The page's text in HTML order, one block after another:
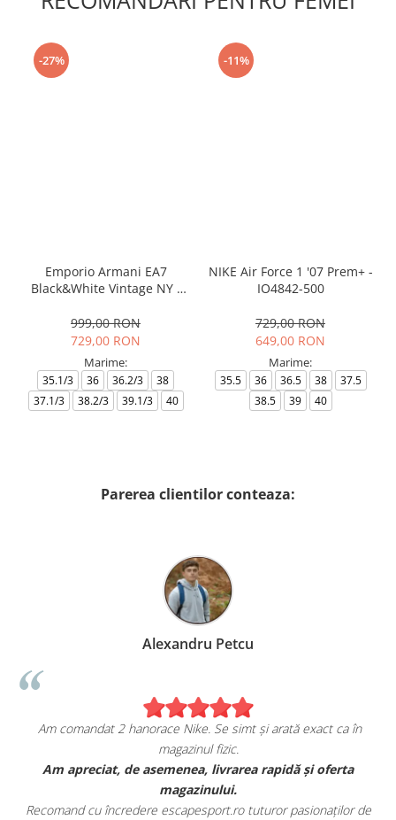
-27%
Emporio Armani EA7
Black&White Vintage NY -
999,00 RON
729,00 RON
Marime:
35.1/3 36 36.2/3
38
37.1/3
38.2/3 39.1/3 40
-11%
NIKE Air Force 1 '07 Prem+ -
IO4842-500
729,00 RON
649,00 RON
Marime:
35.5 36 36.5 38
37.5
38.5
39 40
Parerea clientilor conteaza:
Alexandru Petcu
Am comandat 2 hanorace Nike. Se simt și arată exact ca în
magazinul fizic.
Am apreciat, de asemenea, livrarea rapidă și oferta
magazinului.
Recomand cu încredere escapesport.ro tuturor pasionaților de